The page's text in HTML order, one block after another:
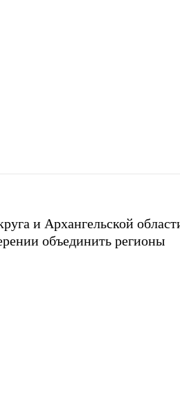
и Архангельской
объединить регионы